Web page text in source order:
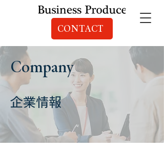
CONTACT
Company
企業情報